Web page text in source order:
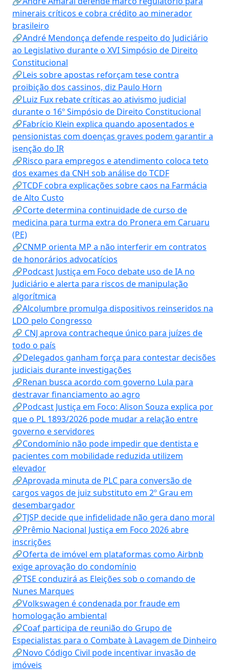
minerais críticos e cobra crédito ao minerador
brasileiro
🔗André Mendonça defende respeito do Judiciário
ao Legislativo durante o XVI Simpósio de Direito
Constitucional
🔗Leis sobre apostas reforçam tese contra
proibição dos cassinos, diz Paulo Horn
🔗Luiz Fux rebate críticas ao ativismo judicial
durante o 16º Simpósio de Direito Constitucional
🔗Fabrício Klein explica quando aposentados e
pensionistas com doenças graves podem garantir a
isenção do IR
🔗Risco para empregos e atendimento coloca teto
dos exames da CNH sob análise do TCDF
🔗TCDF cobra explicações sobre caos na Farmácia
de Alto Custo
🔗Corte determina continuidade de curso de
medicina para turma extra do Pronera em Caruaru
(PE)
🔗CNMP orienta MP a não interferir em contratos
de honorários advocatícios
🔗Podcast Justiça em Foco debate uso de IA no
Judiciário e alerta para riscos de manipulação
algorítmica
🔗Alcolumbre promulga dispositivos reinseridos na
LDO pelo Congresso
🔗 CNJ aprova contracheque único para juízes de
todo o país
🔗Delegados ganham força para contestar decisões
judiciais durante investigações
🔗Renan busca acordo com governo Lula para
destravar financiamento ao agro
🔗Podcast Justiça em Foco: Alison Souza explica por
que o PL 1893/2026 pode mudar a relação entre
governo e servidores
🔗Condomínio não pode impedir que dentista e
pacientes com mobilidade reduzida utilizem
elevador
🔗Aprovada minuta de PLC para conversão de
cargos vagos de juiz substituto em 2º Grau em
desembargador
🔗TJSP decide que infidelidade não gera dano moral
🔗Prêmio Nacional Justiça em Foco 2026 abre
inscrições
🔗Oferta de imóvel em plataformas como Airbnb
exige aprovação do condomínio
🔗TSE conduzirá as Eleições sob o comando de
Nunes Marques
🔗Volkswagen é condenada por fraude em
homologação ambiental
🔗Coaf participa de reunião do Grupo de
Especialistas para o Combate à Lavagem de Dinheiro
🔗Novo Código Civil pode incentivar invasão de
imóveis